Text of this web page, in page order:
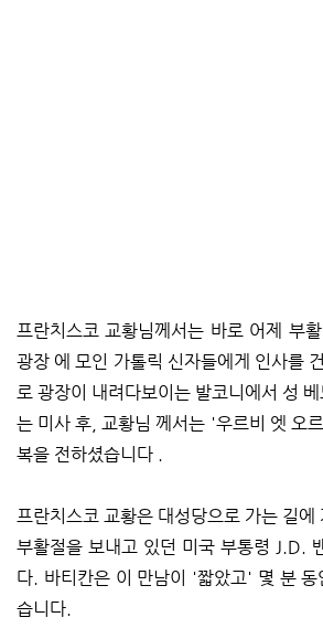
프란치스코 교황님께서는 바로 어제 부
광장 에 모인 가톨릭 신자들에게 인사를
로 광장이 내려다보이는 발코니에서 성
는 미사 후, 교황님 께서는 '우르비 엣
복을 전하셨습니다 .
프란치스코 교황은 대성당으로 가는 길에
부활절을 보내고 있던 미국 부통령 J.D.
다. 바티칸은 이 만남이 '짧았고' 몇 분 동
습니다.